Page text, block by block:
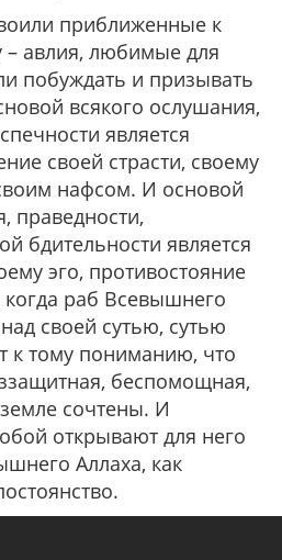
приближенные к
авлия, любимые для
побуждать и призывать
всякого ослушания,
является
своей страсти, своему
нафсом. И основой
праведности,
бдительности является
эго, противостояние
когда раб Всевышнего
своей сутью, сутью
к тому пониманию, что
беспомощная,
сочтены. И
открывают для него
Аллаха, как